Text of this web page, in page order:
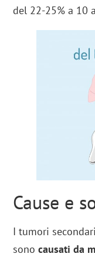
del 22-25% a 10
Cause e
I tumori
sonocausati da